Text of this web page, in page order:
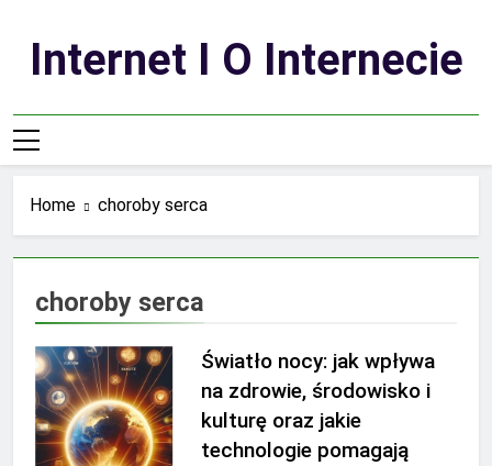
contentInternet I O Internecie
Home choroby serca
choroby serca
Światło nocy: jak wpływa
na zdrowie, środowisko i
kulturę oraz jakie
technologie pomagają